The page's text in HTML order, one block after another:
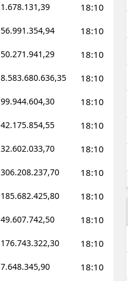
1.678.131,39 18:10
56.991.354,94 18:10
50.271.941,29 18:10
8.583.680.636,35 18:10
99.944.604,30 18:10
42.175.854,55 18:10
32.602.033,70 18:10
306.208.237,70 18:10
185.682.425,80 18:10
49.607.742,50 18:10
176.743.322,30 18:10
7.648.345,90 18:10